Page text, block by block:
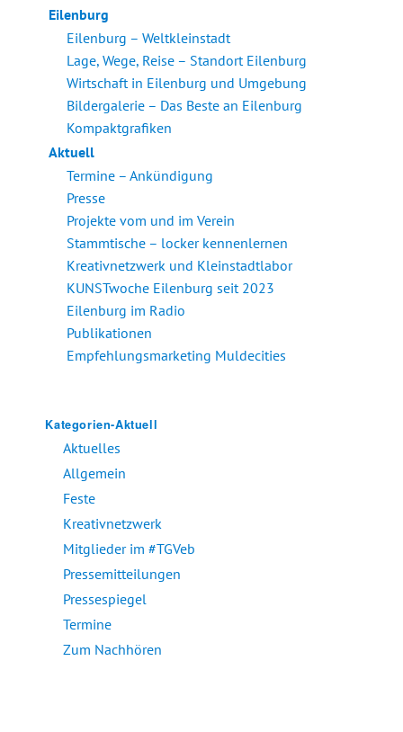
Eilenburg
Eilenburg – Weltkleinstadt
Lage, Wege, Reise – Standort Eilenburg
Wirtschaft in Eilenburg und Umgebung
Bildergalerie – Das Beste an Eilenburg
Kompaktgrafiken
Aktuell
Termine – Ankündigung
Presse
Projekte vom und im Verein
Stammtische – locker kennenlernen
Kreativnetzwerk und Kleinstadtlabor
KUNSTwoche Eilenburg seit 2023
Eilenburg im Radio
Publikationen
Empfehlungsmarketing Muldecities
Kategorien-Aktuell
Aktuelles
Allgemein
Feste
Kreativnetzwerk
Mitglieder im #TGVeb
Pressemitteilungen
Pressespiegel
Termine
Zum Nachhören